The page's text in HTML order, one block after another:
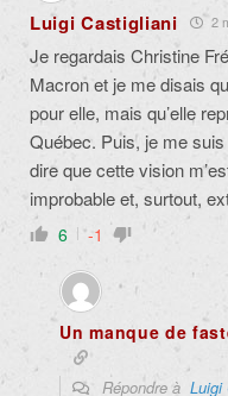
Luigi Castigliani 2
Je regardais Christine
Macron et je me disais
pour elle, mais qu’elle
Québec. Puis, je me
dire que cette vision
improbable et, surtout,
6 -1
Un manque de
Répondre à Luigi